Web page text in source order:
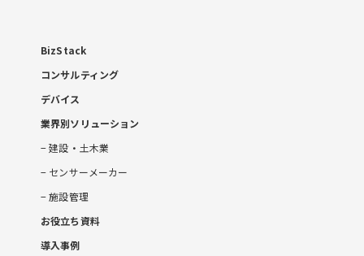
BizStack
コンサルティング
デバイス
業界別ソリューション
建設・土木業
センサーメーカー
施設管理
お役立ち資料
導入事例